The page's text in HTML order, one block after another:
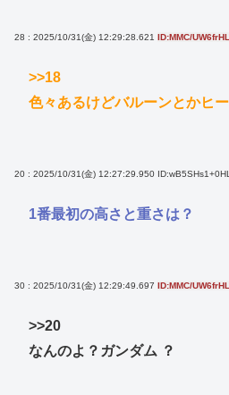
28 : 2025/10/31(金) 12:29:28.621 ID:MMC/
>>18
色々あるけどバルーンとかヒ
20 : 2025/10/31(金) 12:27:29.950
1番最初の高さと重さは？
30 : 2025/10/31(金) 12:29:49.697 ID:MMC/
>>20
なんのよ？ガンダム ？